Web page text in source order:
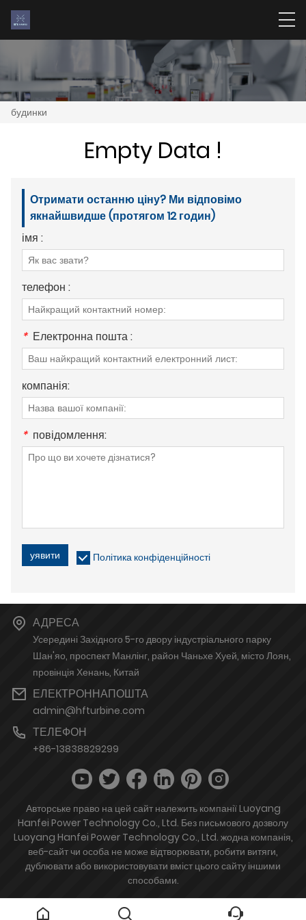
будинки
Empty Data !
Отримати останню ціну? Ми відповімо
якнайшвидше (протягом 12 годин)
імя :
телефон :
* Електронна пошта :
компанія:
* повідомлення:
уявити Політика конфіденційності
АДРЕСА
Усередині Західного 5-го двору індустріального парку
Шан'яо, проспект Манлінг, район Чаньхе Хуей, місто Лоян,
провінція Хенань, Китай
ЕЛЕКТРОННАПОШТА
admin@hfturbine.com
ТЕЛЕФОН
+86-13838829299
Авторське право на цей сайт належить компанії Luoyang
Hanfei Power Technology Co., Ltd. Без письмового дозволу
Luoyang Hanfei Power Technology Co., Ltd. жодна компанія,
веб-сайт чи особа не може відтворювати, робити витяги,
дублювати або використовувати вміст цього сайту іншими
способами.